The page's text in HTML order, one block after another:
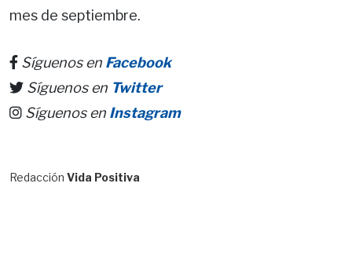
mes de septiembre.
Síguenos en Facebook
Síguenos en Twitter
Síguenos en Instagram
Redacción Vida Positiva